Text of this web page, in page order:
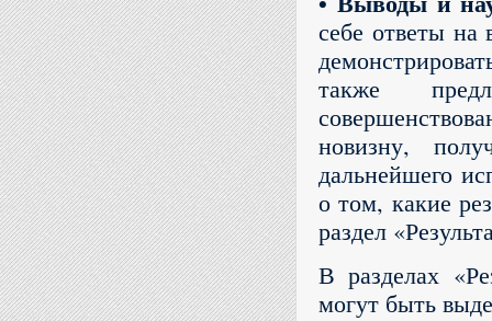
себе ответы на
также
новизну,
дальнейшего
о том, какие
раздел
В разделах
могут быть